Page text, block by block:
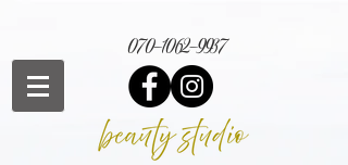
070-1062-9937